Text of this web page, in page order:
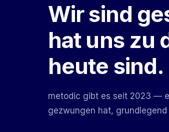
Wir sind
hat uns zu
heute sind.
metodic gibt es seit 2023 —
gezwungen hat, grundlegend